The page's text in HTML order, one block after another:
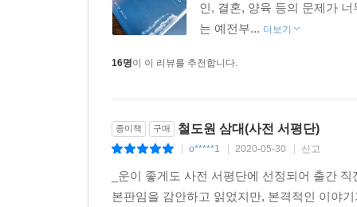
인, 결혼, 양육 등의 문제가
는 예전부... 더보기
16명이 이 리뷰를 추천합니다.
종이책 구매 철도원 삼대(사전 서평단)
o*****1 2020-05-30 신고
_운이 좋게도 사전 서평단에 선정되어 출간
본판임을 감안하고 읽었지만, 본격적인 이야